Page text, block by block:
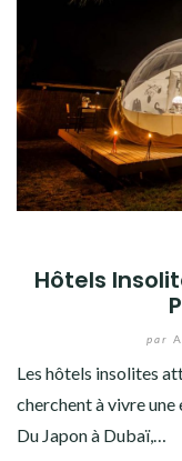
Hôtels
par
Les hôtels insolites
cherchent à vivre une
Du Japon à Dubaï,…